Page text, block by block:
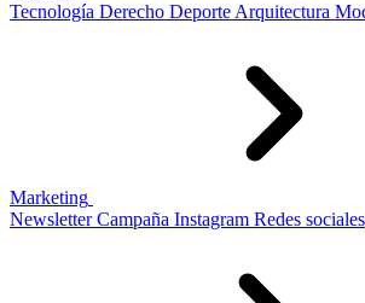
Tecnología Derecho Deporte Arquitectura
Marketing
Newsletter Campaña Instagram Redes sociales